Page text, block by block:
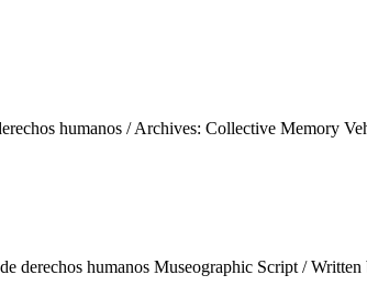
humanos / Archives: Collective Memory
derechos humanos Museographic Script /